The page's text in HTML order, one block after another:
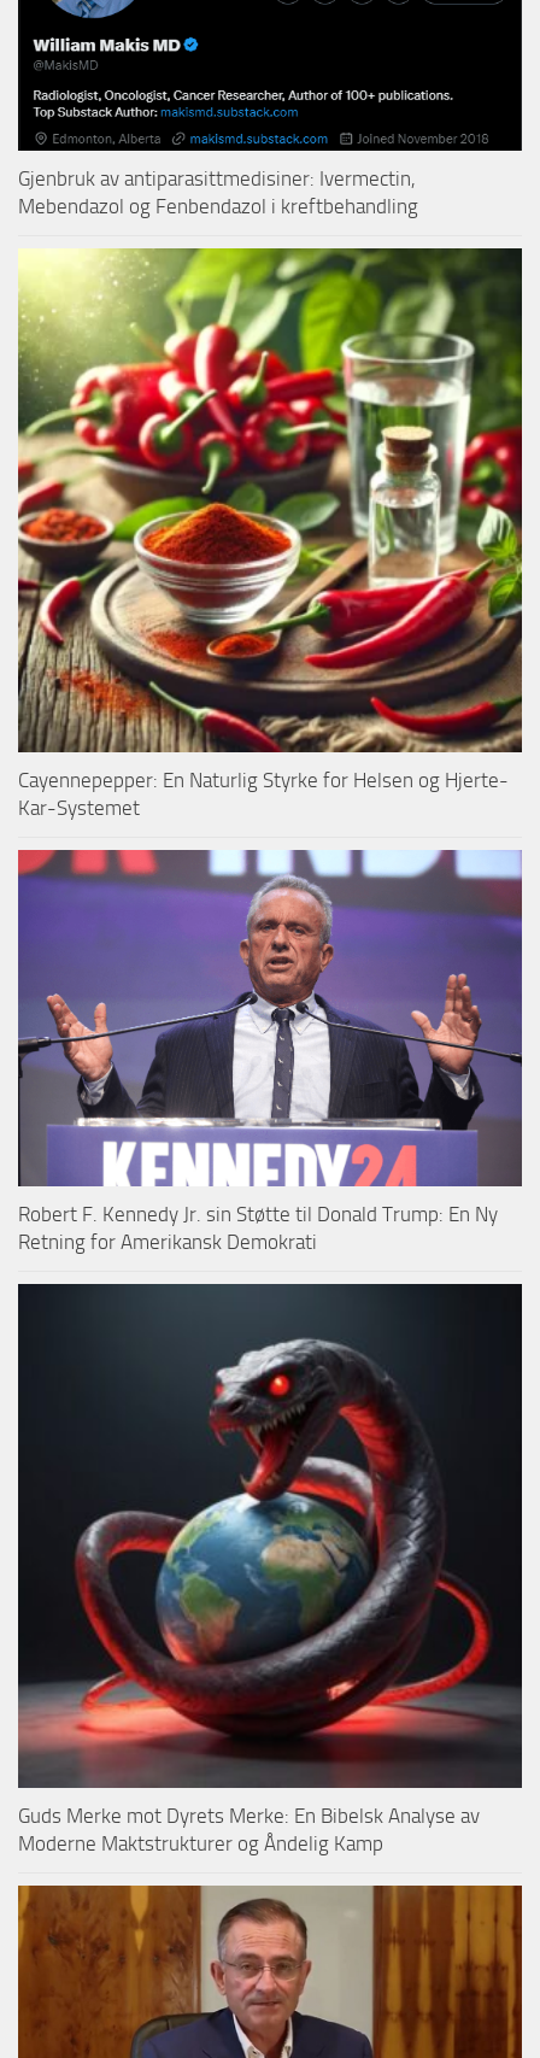
Gjenbruk av antiparasittmedisiner: Ivermectin,
Mebendazol og Fenbendazol i kreftbehandling
Cayennepepper: En Naturlig Styrke for Helsen og Hjerte-
Kar-Systemet
Robert F. Kennedy Jr. sin Støtte til Donald Trump: En Ny
Retning for Amerikansk Demokrati
Guds Merke mot Dyrets Merke: En Bibelsk Analyse av
Moderne Maktstrukturer og Åndelig Kamp